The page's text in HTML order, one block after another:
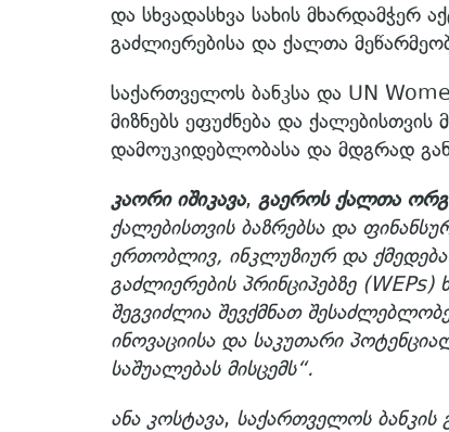
და სხვადასხვა სახის მხარდამჭერ
გაძლიერებისა და ქალთა
საქართველოს ბანკსა და UN
მიზნებს ეფუძნება და
დამოუკიდებლობასა და მდგრად
კაორი იშიკავა, გაეროს ქალთა
ქალებისთვის ბაზრებსა და
ერთობლივ, ინკლუზიურ და
გაძლიერების პრინციპებზე (WEPs)
შეგვიძლია შევქმნათ
ინოვაციისა და საკუთარი
საშუალებას მისცემს“.
ანა კოსტავა, საქართველოს